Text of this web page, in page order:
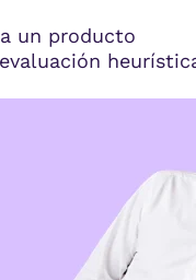
un producto